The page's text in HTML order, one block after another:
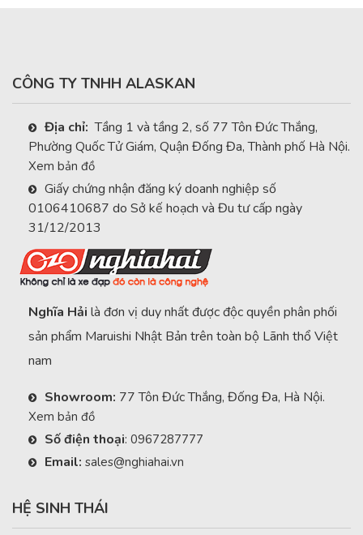
CÔNG TY TNHH ALASKAN
Địa chỉ: Tầng 1 và tầng 2, số 77 Tôn Đức Thắng,
Phường Quốc Tử Giám, Quận Đống Đa, Thành phố Hà Nội.
Xem bản đồ
Giấy chứng nhận đăng ký doanh nghiệp số
0106410687 do Sở kế hoạch và Đu tư cấp ngày
31/12/2013
Nghĩa Hải là đơn vị duy nhất được độc quyền phân phối
sản phẩm Maruishi Nhật Bản trên toàn bộ Lãnh thổ Việt
nam
Showroom: 77 Tôn Đức Thắng, Đống Đa, Hà Nội.
Xem bản đồ
Số điện thoại: 0967287777
Email: sales@nghiahai.vn
HỆ SINH THÁI